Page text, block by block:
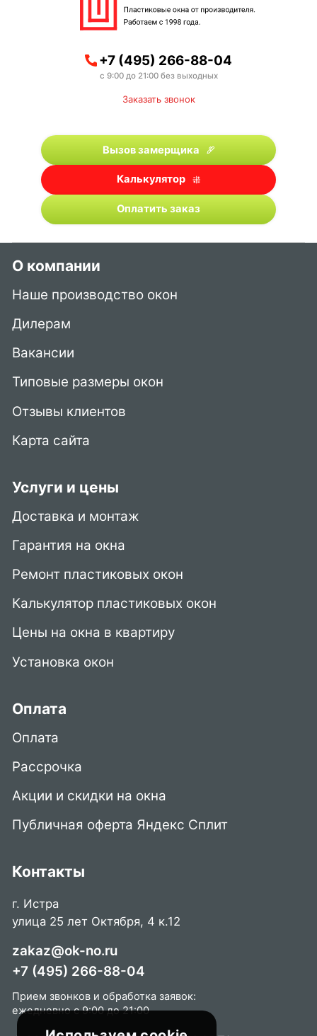
+7 (495) 266-88-04
с 9:00 до 21:00 без выходных
Заказать звонок
Вызов замерщика
Калькулятор
Оплатить заказ
О компании
Наше производство окон
Дилерам
Вакансии
Типовые размеры окон
Отзывы клиентов
Карта сайта
Услуги и цены
Доставка и монтаж
Гарантия на окна
Ремонт пластиковых окон
Калькулятор пластиковых окон
Цены на окна в квартиру
Установка окон
Оплата
Оплата
Рассрочка
Акции и скидки на окна
Публичная оферта Яндекс Сплит
Контакты
г. Истра
улица 25 лет Октября, 4 к.12
zakaz@ok-no.ru
+7 (495) 266-88-04
Прием звонков и обработка заявок:
ежедневно с 9:00 до 21:00